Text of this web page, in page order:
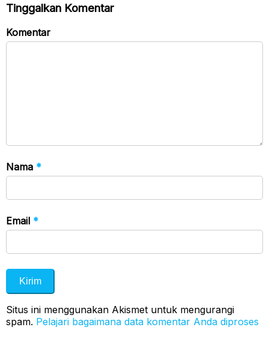
Tinggalkan Komentar
Komentar
Nama *
Email *
Situs ini menggunakan Akismet untuk mengurangi
spam. Pelajari bagaimana data komentar Anda diproses